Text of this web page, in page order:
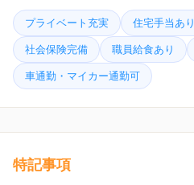
プライベート充実 住宅手当あり
社会保険完備 職員給食あり
車通勤・マイカー通勤可
特記事項